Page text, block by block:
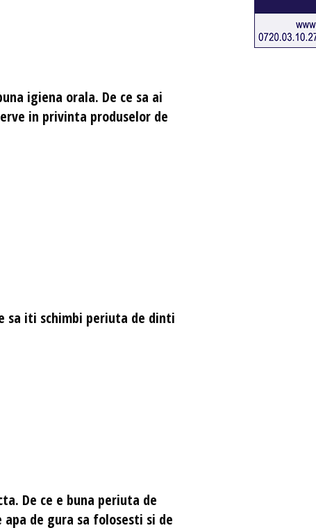
igiena orala. De ce sa ai
in privinta produselor de
sa iti schimbi periuta de dinti
De ce e buna periuta de
apa de gura sa folosesti si de